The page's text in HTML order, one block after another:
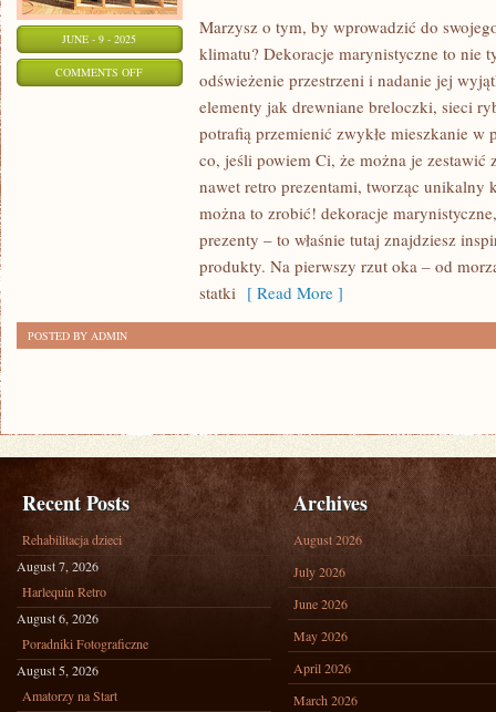
JUNE - 9 - 2025
COMMENTS OFFON
MARYNISTYCZNE:
PRZYNIEŚĆ
DOMU?
Marzysz o tym, by wprowadzić do
klimatu? Dekoracje marynistyczne to nie
odświeżenie przestrzeni i nadanie jej
elementy jak drewniane breloczki, sieci
potrafią przemienić zwykłe mieszkanie w
co, jeśli powiem Ci, że można je zestawić
nawet retro prezentami, tworząc unikalny
można to zrobić! dekoracje
prezenty – to właśnie tutaj znajdziesz
produkty. Na pierwszy rzut oka – od
statki [ Read More ]
POSTED BY ADMIN
Recent Posts
Rehabilitacja dzieci
August 7, 2026
Harlequin Retro
August 6, 2026
Poradniki Fotograficzne
August 5, 2026
Amatorzy na Start
Archives
August 2026
July 2026
June 2026
May 2026
April 2026
March 2026